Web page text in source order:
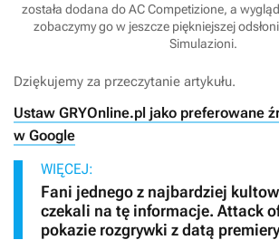
została dodana do AC Competizione, a
zobaczymy go w jeszcze piękniejszej
Simulazioni.
Dziękujemy za przeczytanie artykułu.
Ustaw GRYOnline.pl jako preferowane
w Google
WIĘCEJ:
Fani jednego z najbardziej
czekali na tę informacje. Attack
pokazie rozgrywki z datą premiery